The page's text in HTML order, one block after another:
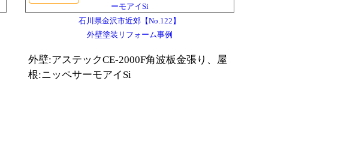
石川県金沢市近郊【No.122】
外壁塗装リフォーム事例
外壁:アステックCE-2000F角波板金張り、屋
根:ニッペサーモアイSi